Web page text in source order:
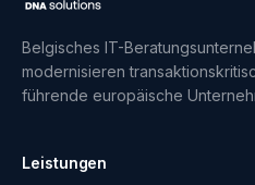
Belgisches IT-
modernisieren
führende europäische
Leistungen